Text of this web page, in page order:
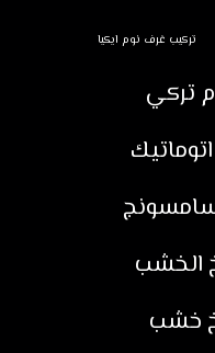
تركيب غرف نوم ايكيا
تركي
الخشب
خشب